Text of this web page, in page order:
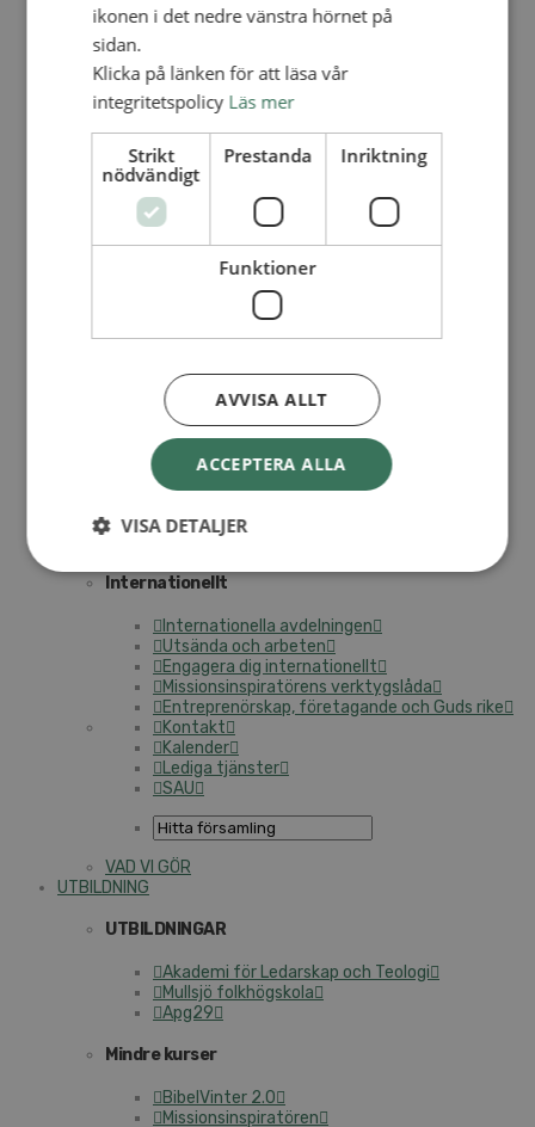
Dokumentbanken
Personalförsäkringar
Kontakt
Kalender
Lediga tjänster
SAU
FÖR FÖRSAMLINGAR
Här finns vi
Nationellt
Nationella avdelningen
Engagera dig nationellt
Ekumeniska året 2025
Internationellt
Internationella avdelningen
Utsända och arbeten
Engagera dig internationellt
Missionsinspiratörens verktygslåda
Entreprenörskap, företagande och Guds rike
Kontakt
Kalender
Lediga tjänster
SAU
VAD VI GÖR
UTBILDNING
UTBILDNINGAR
Akademi för Ledarskap och Teologi
Mullsjö folkhögskola
Apg29
Mindre kurser
BibelVinter 2.0
Missionsinspiratören
ikonen i det nedre vänstra hörnet på
sidan.
Klicka på länken för att läsa vår
integritetspolicy Läs mer
Strikt
nödvändigt
Prestanda Inriktning
Funktioner
ACCEPTERA ALLA
AVVISA ALLT
VISA DETALJER